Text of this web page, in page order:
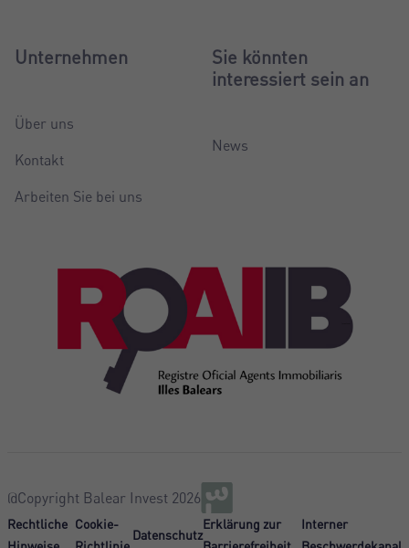
Unternehmen
Über uns
Kontakt
Arbeiten Sie bei uns
Sie könnten
interessiert sein an
News
@Copyright Balear Invest 2026
Rechtliche Cookie-
Datenschutz
Erklärung zur
Interner